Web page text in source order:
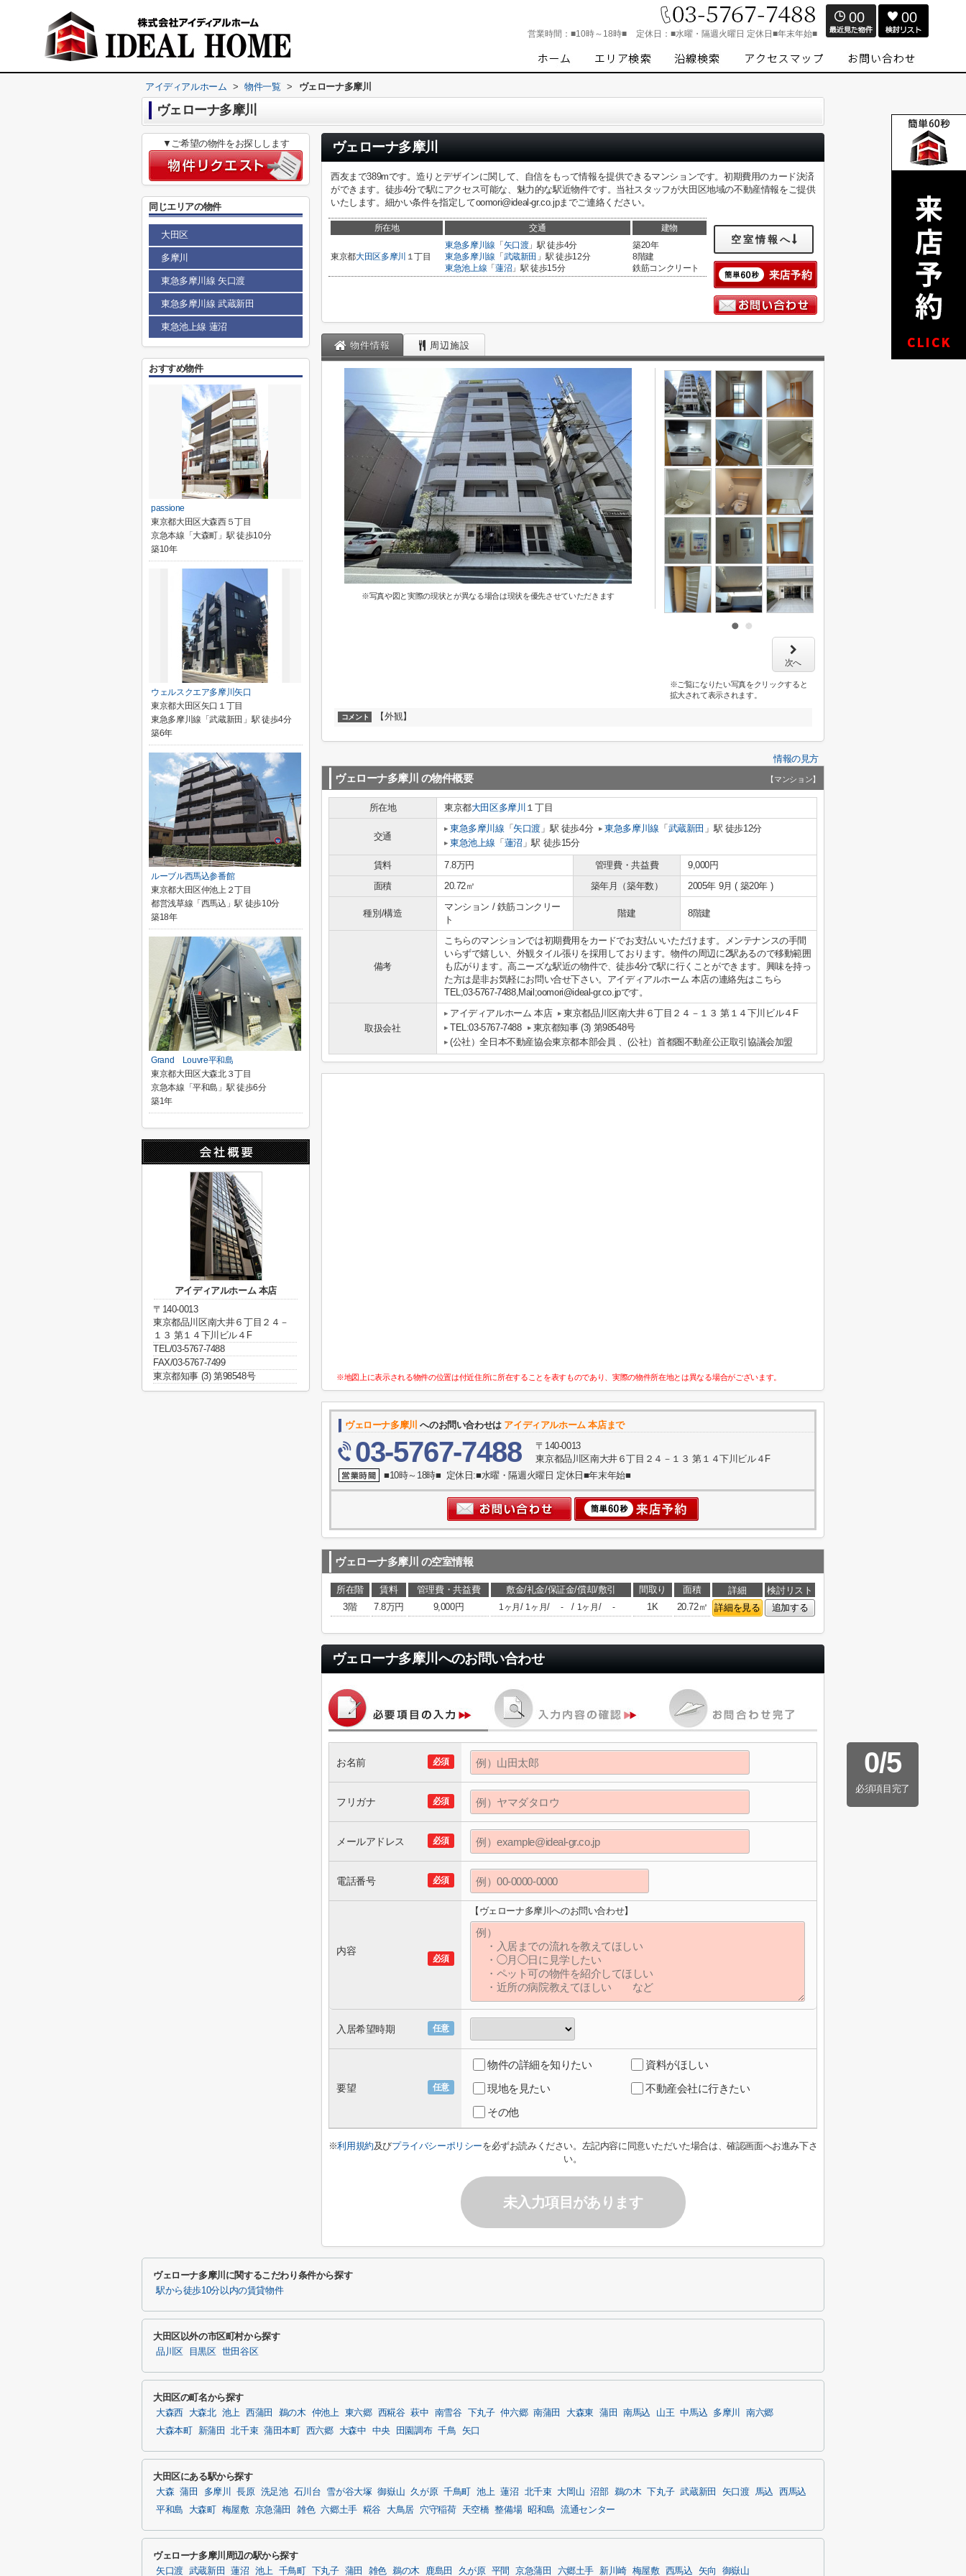
営業時間： ■10時～18時■ 定休日： ■水曜・隔週火曜日 定休日■年末年始■
00 00
アイディアルホーム > 物件一覧 > ヴェローナ多摩川
ヴェローナ多摩川
ヴェローナ多摩川
西友まで389mです。造りとデザインに関して、自信をもって情報を提供できるマンションです。初期費用のカード決済
ができます。徒歩4分で駅にアクセス可能な、魅力的な駅近物件です。当社スタッフが大田区地域の不動産情報をご提供
いたします。細かい条件を指定してoomori@ideal-gr.co.jpまでご連絡ください。
所在地 交通 建物
東京都大田区多摩川 １丁目
東急多摩川線 「 矢口渡」駅 徒歩4分
東急多摩川線 「 武蔵新田 」駅 徒歩12分
東急池上線 「 蓮沼 」駅 徒歩15分
築20年
8階建
鉄筋コンクリート
空室情報へ
物件情報 周辺施設
※写真や図と実際の現状とが異なる場合は現状を優先させていただきます
次へ
※ご覧になりたい写真をクリックすると
拡大されて表示されます。
コメント 【外観】
情報の見方
ヴェローナ多摩川 の物件概要 【マンション】
所在地 東京都大田区多摩川 １丁目
交通
東急多摩川線 「 矢口渡 」駅 徒歩4分 東急多摩川線 「 武蔵新田 」駅 徒歩12分
東急池上線 「 蓮沼 」駅 徒歩15分
賃料 7.8万円 管理費・共益費
9,000円
面積
20.72㎡ 築年月（築年数） 2005年 9月 ( 築20年 )
種別/構造
マンション / 鉄筋コンクリー
ト
階建 8階建
備考
こちらのマンションでは初期費用をカードでお支払いいただけます。メンテナンスの手間
いらずで嬉しい、外観タイル張りを採用しております。物件の周辺に2駅あるので移動範囲
も広がります。高ニーズな駅近の物件で、徒歩4分で駅に行くことができます。興味を持っ
た方は是非お気軽にお問い合せ下さい。アイディアルホーム 本店の連絡先はこちら
TEL;03-5767-7488,Mail;oomori@ideal-gr.co.jpです。
取扱会社
アイディアルホーム 本店
東京都品川区南大井６丁目２４－１３ 第１４下川ビル４F
TEL:03-5767-7488
東京都知事 (3) 第98548号
(公社）全日本不動産協会東京都本部会員 、(公社）首都圏不動産公正取引協議会加盟
※地図上に表示される物件の位置は付近住所に所在することを表すものであり、実際の物件所在地とは異なる場合がございます。
ヴェローナ多摩川 へのお問い合わせは アイディアルホーム 本店まで
03-5767-7488
〒140-0013
東京都品川区南大井６丁目２４－１３ 第１４下川ビル４F
■10時～18時■ 定休日:■水曜・隔週火曜日 定休日■年末年始■
ヴェローナ多摩川 の空室情報
所在階 賃料 管理費・共益費 敷金/礼金/保証金/償却/敷引 間取り 面積 詳細
検討リスト
3階
7.8万円 9,000円 1ヶ月/ 1ヶ月/ - / 1ヶ月 / - 1K 20.72㎡ 詳細を見る 追加する
ヴェローナ多摩川 へのお問い合わせ
0/5
必須項目完了
必須
お名前
必須
フリガナ
必須
メールアドレス
必須
電話番号
必須
内容
【ヴェローナ多摩川へのお問い合わせ】
任意
入居希望時期
任意
要望
物件の詳細を知りたい
資料がほしい
現地を見たい
不動産会社に行きたい
その他
※利用規約及びプライバシーポリシーを必ずお読みください。左記内容に同意いただいた場合は、確認画面へお進み下さ
い。
未入力項目があります
▼ご希望の物件をお探しします
同じエリアの物件
大田区
多摩川
東急多摩川線 矢口渡
東急多摩川線 武蔵新田
東急池上線 蓮沼
おすすめ物件
passione
東京都大田区大森西５丁目
京急本線「大森町」駅 徒歩10分
築10年
ウェルスクエア多摩川矢口
東京都大田区矢口１丁目
東急多摩川線「武蔵新田」駅 徒歩4分
築6年
ルーブル西馬込参番館
東京都大田区仲池上２丁目
都営浅草線「西馬込」駅 徒歩10分
築18年
Grand Louvre平和島
東京都大田区大森北３丁目
京急本線「平和島」駅 徒歩6分
築1年
アイディアルホーム 本店
〒140-0013
東京都品川区南大井６丁目２４－
１３ 第１４下川ビル４F
TEL/03-5767-7488
FAX/03-5767-7499
東京都知事 (3) 第98548号
ヴェローナ多摩川に関するこだわり条件から探す
駅から徒歩10分以内の賃貸物件
大田区以外の市区町村から探す
品川区 目黒区 世田谷区
大田区の町名から探す
大森西 大森北 池上 西蒲田 鵜の木 仲池上 東六郷 西糀谷 萩中 南雪谷 下丸子 仲六郷 南蒲田 大森東 蒲田 南馬込 山王 中馬込 多摩川
南六郷
大森本町
新蒲田 北千束 蒲田本町 西六郷 大森中 中央 田園調布 千鳥 矢口
大田区にある駅から探す
大森 蒲田 多摩川 長原 洗足池 石川台 雪が谷大塚 御嶽山 久が原 千鳥町 池上 蓮沼 北千束 大岡山 沼部 鵜の木 下丸子 武蔵新田 矢口渡 馬込
西馬込
平和島
大森町 梅屋敷 京急蒲田 雑色 六郷土手 糀谷 大鳥居 穴守稲荷 天空橋 整備場 昭和島 流通センター
ヴェローナ多摩川周辺の駅から探す
矢口渡 武蔵新田 蓮沼 池上 千鳥町 下丸子 蒲田 雑色 鵜の木 鹿島田 久が原 平間 京急蒲田 六郷土手 新川崎 梅屋敷 西馬込 矢向 御嶽山